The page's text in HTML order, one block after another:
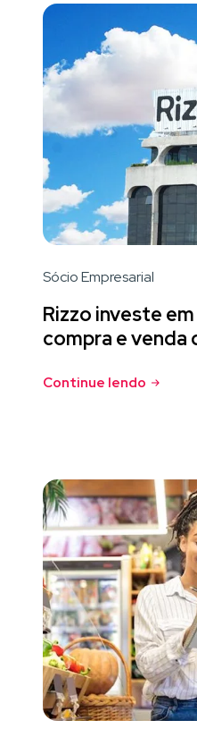
Sócio Empresarial
Rizzo investe
compra e venda
Continue lendo